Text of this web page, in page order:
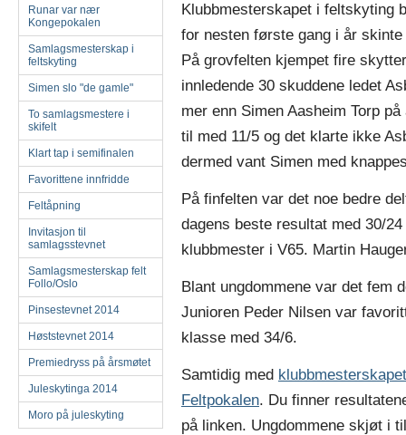
Runar var nær
Kongepokalen
Samlagsmesterskap i
feltskyting
Simen slo "de gamle"
To samlagsmestere i
skifelt
Klart tap i semifinalen
Favorittene innfridde
Feltåpning
Invitasjon til
samlagsstevnet
Samlagsmesterskap felt
Follo/Oslo
Pinsestevnet 2014
Høststevnet 2014
Premiedryss på årsmøtet
Juleskytinga 2014
Moro på juleskyting
Klubbmesterskapet i feltskyting
for nesten første gang i år
På grovfelten kjempet fire
innledende 30 skuddene ledet
mer enn Simen Aasheim Torp
til med 11/5 og det klarte ikke
dermed vant Simen med
På finfelten var det noe bedre
dagens beste resultat med 30/
klubbmester i V65. Martin
Blant ungdommene var det fem
Junioren Peder Nilsen var
klasse med 34/6.
Samtidig med klubbmesterskapet
Feltpokalen. Du finner
på linken. Ungdommene skjøt i